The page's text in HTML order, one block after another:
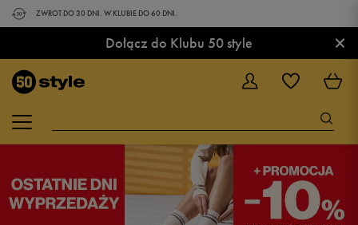
ZWROT DO 30 DNI. W KLUBIE DO 60 DNI.
Dołącz do Klubu 50 style ×